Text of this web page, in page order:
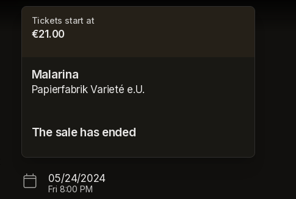
Tickets start at
€21.00
Malarina
Papierfabrik Varieté e.U.
The sale has ended
05/24/2024
Fri 8:00 PM